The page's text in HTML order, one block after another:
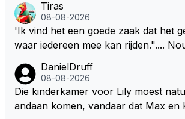
sing eenvoudig. Maak de motor voor
belangrijker dan de batterij in
emand zeurt meer. De verbetering van de F1 zit in d
e brandstof. De batterij zorgt op den
r een ander milieu probleem. Door de klimaatgekte i
s de F1 en auto industrie ook de
egaan. Deze batterij heeft het
erg omhoog geschroefd. Daar zou je al een behoorli
Tiras
08-08-2026
'Ik vind het een goede zaak dat het
waar iedereen mee kan rijden.".... Nou volgens Alon
ten zelfs zijn Engineer deze auto nu
DanielDruff
08-08-2026
Die kinderkamer voor Lily moest
andaan komen, vandaar dat Max en